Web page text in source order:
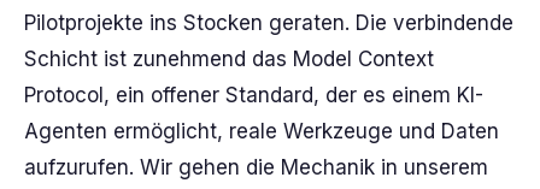
Pilotprojekte ins Stocken geraten. Die verbindende
Schicht ist zunehmend das Model Context
Protocol, ein offener Standard, der es einem KI-
Agenten ermöglicht, reale Werkzeuge und Daten
aufzurufen. Wir gehen die Mechanik in unserem